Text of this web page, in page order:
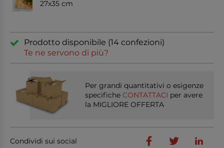
27x35 cm
Prodotto disponibile (14 confezioni)
Te ne servono di più?
Per grandi quantitativi o esigenze
specifiche CONTATTACI per avere
la MIGLIORE OFFERTA
Condividi sui social